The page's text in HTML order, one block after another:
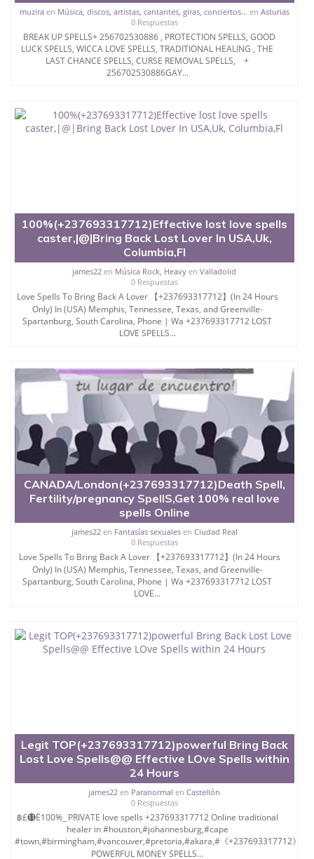
muziraen Música, discos, artistas, cantantes, giras, conciertos... en Asturias
0 Respuestas
BREAK UP SPELLS+ 256702530886 , PROTECTION SPELLS, GOOD
LUCK SPELLS, WICCA LOVE SPELLS, TRADITIONAL HEALING , THE
LAST CHANCE SPELLS, CURSE REMOVAL SPELLS, +
256702530886GAY...
100%(+237693317712)Effective lost love spells
caster,|@|Bring Back Lost Lover In USA,Uk,
Columbia,Fl
james22 en Música Rock, Heavy enValladolid
0 Respuestas
Love Spells To Bring Back A Lover 【+237693317712】(In 24 Hours
Only) In (USA) Memphis, Tennessee, Texas, and Greenville-
Spartanburg, South Carolina, Phone | Wa +237693317712 LOST
LOVE SPELLS...
CANADA/London(+237693317712)Death Spell,
Fertility/pregnancy SpellS,Get 100% real love
spells Online
james22en Fantasías sexualesen Ciudad Real
0 Respuestas
Love Spells To Bring Back A Lover 【+237693317712】(In 24 Hours
Only) In (USA) Memphis, Tennessee, Texas, and Greenville-
Spartanburg, South Carolina, Phone | Wa +237693317712 LOST
LOVE...
Legit TOP(+237693317712)powerful Bring Back
Lost Love Spells@@ Effective LOve Spells within
24 Hours
james22 en Paranormal enCastellón
0 Respuestas
฿£⓫Ё100%_ PRIVATE love spells +237693317712 Online traditional
healer in #houston,#johannesburg,#cape
#town,#birmingham,#vancouver,#pretoria,#akara,#《+237693317712》
POWERFUL MONEY SPELLS...